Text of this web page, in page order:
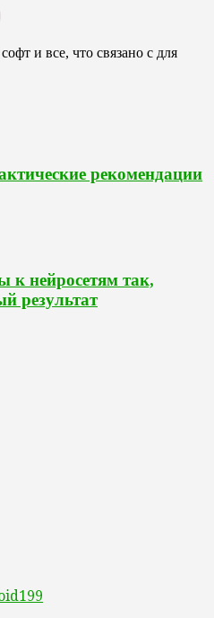
и все, что связано с для
рекомендации
к нейросетям так,
результат
199